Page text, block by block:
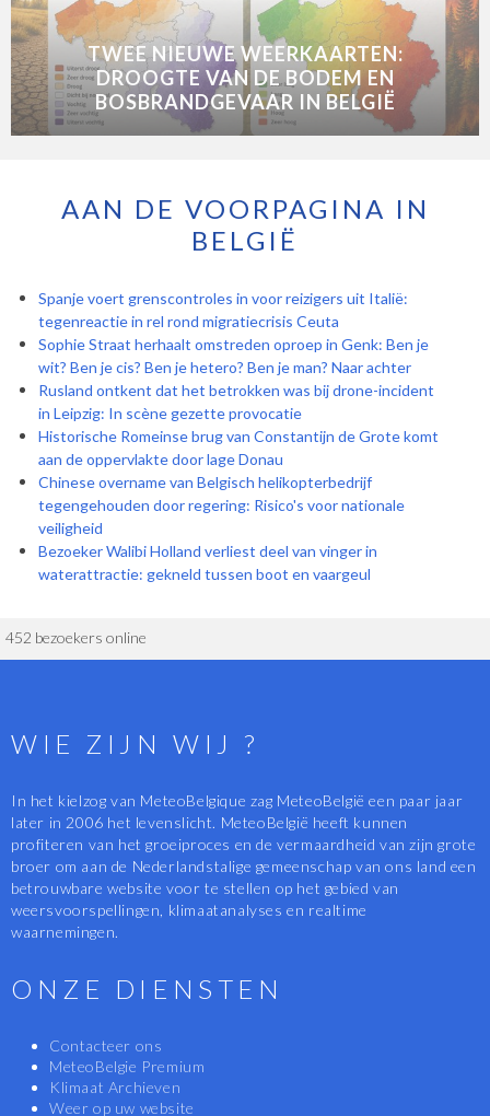
TWEE NIEUWE WEERKAARTEN:
DROOGTE VAN DE BODEM EN
BOSBRANDGEVAAR IN BELGIË
AAN DE VOORPAGINA IN
BELGIË
Spanje voert grenscontroles in voor reizigers uit Italië:
tegenreactie in rel rond migratiecrisis Ceuta
Sophie Straat herhaalt omstreden oproep in Genk: Ben je
wit? Ben je cis? Ben je hetero? Ben je man? Naar achter
Rusland ontkent dat het betrokken was bij drone-incident
in Leipzig: In scène gezette provocatie
Historische Romeinse brug van Constantijn de Grote komt
aan de oppervlakte door lage Donau
Chinese overname van Belgisch helikopterbedrijf
tegengehouden door regering: Risico's voor nationale
veiligheid
Bezoeker Walibi Holland verliest deel van vinger in
waterattractie: gekneld tussen boot en vaargeul
452 bezoekers online
WIE ZIJN WIJ ?
In het kielzog van MeteoBelgique zag MeteoBelgië een paar jaar
later in 2006 het levenslicht. MeteoBelgië heeft kunnen
profiteren van het groeiproces en de vermaardheid van zijn grote
broer om aan de Nederlandstalige gemeenschap van ons land een
betrouwbare website voor te stellen op het gebied van
weersvoorspellingen, klimaatanalyses en realtime
waarnemingen.
ONZE DIENSTEN
Contacteer ons
MeteoBelgie Premium
Klimaat Archieven
Weer op uw website